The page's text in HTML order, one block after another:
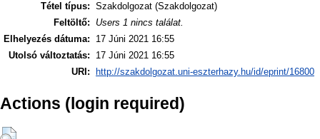
Tétel típus: Szakdolgozat (Szakdolgozat)
Feltöltő:
Users 1 nincs találat.
Elhelyezés dátuma:
17 Júni 2021 16:55
Utolsó változtatás:
17 Júni 2021 16:55
URI:
http://szakdolgozat.uni-eszterhazy.hu/id/eprint/16800
Actions (login required)